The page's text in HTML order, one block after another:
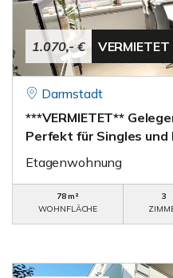
1.070,- € VERMIETET
Darmstadt
***VERMIETET**
Perfekt für Singles und
Etagenwohnung
78 m²
WOHNFLÄCHE
3